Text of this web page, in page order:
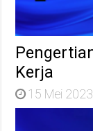
Kerja
15 Mei 2023